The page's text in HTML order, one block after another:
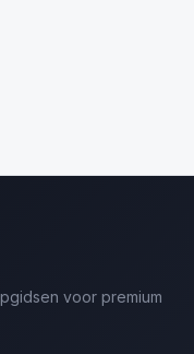
voor premium